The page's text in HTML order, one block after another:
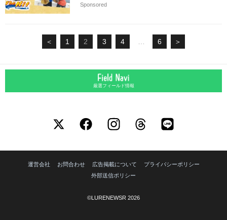
Sponsored
＜ 1 2 3 4 … 6 ＞
厳選フィールド情報
運営会社 お問合わせ 広告掲載について
プライバシーポリシー
外部送信ポリシー
©LURENEWSR 2026